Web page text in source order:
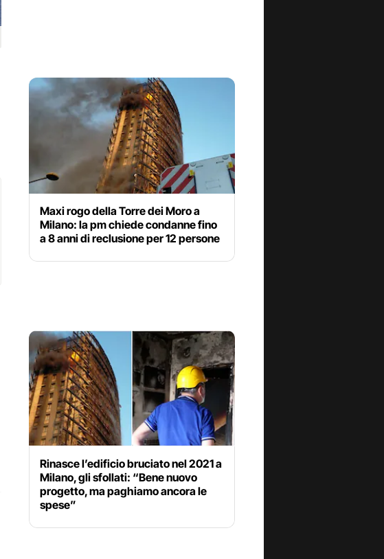
Maxi rogo della Torre dei Moro a
Milano: la pm chiede condanne fino
a 8 anni di reclusione per 12 persone
Rinasce l’edificio bruciato nel 2021 a
Milano, gli sfollati: “Bene nuovo
progetto, ma paghiamo ancora le
spese”